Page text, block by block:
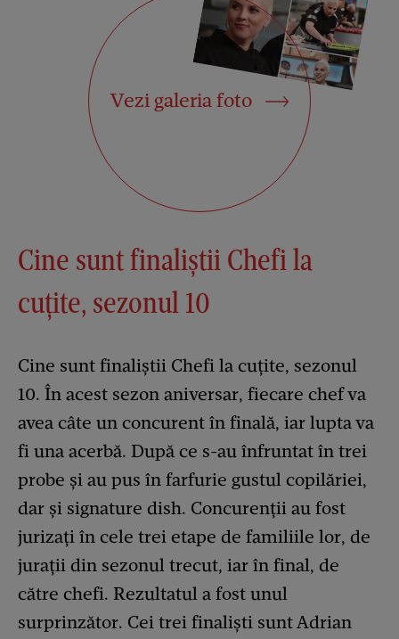
Vezi galeria foto
Cine sunt finaliștii Chefi la
cuțite, sezonul 10
Cine sunt finaliștii Chefi la cuțite, sezonul
10. În acest sezon aniversar, fiecare chef va
avea câte un concurent în finală, iar lupta va
fi una acerbă. După ce s-au înfruntat în trei
probe și au pus în farfurie gustul copilăriei,
dar și signature dish. Concurenții au fost
jurizați în cele trei etape de familiile lor, de
jurații din sezonul trecut, iar în final, de
către chefi. Rezultatul a fost unul
surprinzător. Cei trei finaliști sunt Adrian